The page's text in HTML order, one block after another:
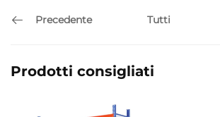
Precedente Tutti
Prodotti consigliati